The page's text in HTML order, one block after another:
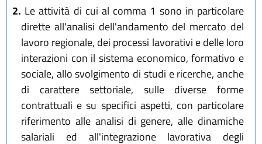
2. Le attività di cui al comma 1 sono in particolare
dirette all'analisi dell'andamento del mercato del
lavoro regionale, dei processi lavorativi e delle loro
interazioni con il sistema economico, formativo e
sociale, allo svolgimento di studi e ricerche, anche
di carattere settoriale, sulle diverse forme
contrattuali e su specifici aspetti, con particolare
riferimento alle analisi di genere, alle dinamiche
salariali ed all'integrazione lavorativa degli